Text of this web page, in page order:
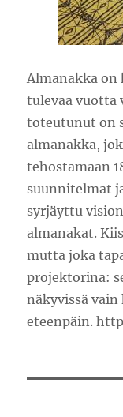
Almanakka on
tulevaa vuotta
toteutunut on
almanakka,
tehostamaan
suunnitelmat
syrjäyttu
almanakat.
mutta joka
projektorina:
näkyvissä
eteenpäin.